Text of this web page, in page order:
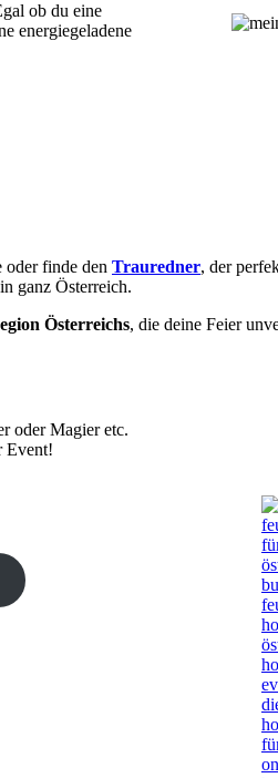
ob du eine
energiegeladene
oder finde den Trauredner, der
ganz Österreich.
Österreichs, die deine Feier
oder Magier etc.
Event!